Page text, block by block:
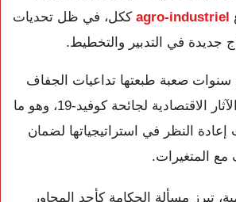
ككل، في ظل تحديات
جديدة في التدبير والتخطيط.
سنوات صعبة طبعتها تداعيات الجفاف
المتكرر، إلى جانب الآثار الاقتصادية لجائحة كوفيد-19، وهو ما
النظر في استراتيجياتها لضمان
مع المتغيرات.
تبرز مسألة الحكامة كأحد المحاور